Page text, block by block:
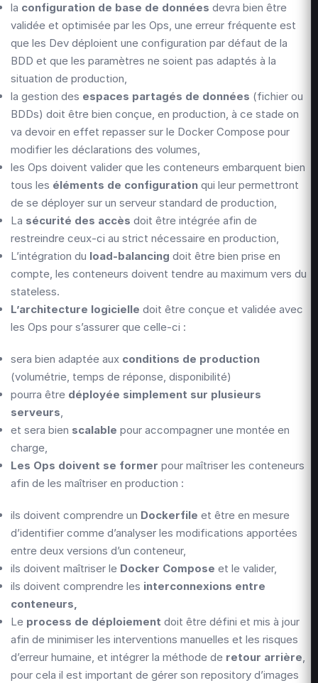
la configuration de base de données devra bien être
validée et optimisée par les Ops, une erreur fréquente est
que les Dev déploient une configuration par défaut de la
BDD et que les paramètres ne soient pas adaptés à la
situation de production,
la gestion des espaces partagés de données (fichier ou
BDDs) doit être bien conçue, en production, à ce stade on
va devoir en effet repasser sur le Docker Compose pour
modifier les déclarations des volumes,
les Ops doivent valider que les conteneurs embarquent bien
tous les éléments de configuration qui leur permettront
de se déployer sur un serveur standard de production,
La sécurité des accès doit être intégrée afin de
restreindre ceux-ci au strict nécessaire en production,
L’intégration du load-balancing doit être bien prise en
compte, les conteneurs doivent tendre au maximum vers du
stateless.
L’architecture logicielle doit être conçue et validée avec
les Ops pour s’assurer que celle-ci :
sera bien adaptée aux conditions de production
(volumétrie, temps de réponse, disponibilité)
pourra être déployée simplement sur plusieurs
serveurs,
et sera bien scalable pour accompagner une montée en
charge,
Les Ops doivent se former pour maîtriser les conteneurs
afin de les maîtriser en production :
ils doivent comprendre un Dockerfile et être en mesure
d’identifier comme d’analyser les modifications apportées
entre deux versions d’un conteneur,
ils doivent maîtriser le Docker Compose et le valider,
ils doivent comprendre les interconnexions entre
conteneurs,
Le process de déploiement doit être défini et mis à jour
afin de minimiser les interventions manuelles et les risques
d’erreur humaine, et intégrer la méthode de retour arrière,
pour cela il est important de gérer son repository d’images